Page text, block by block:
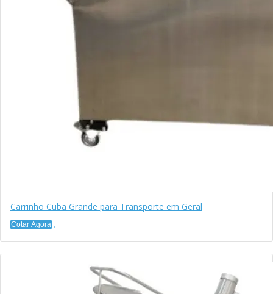
Carrinho Cuba Grande para Transporte em Geral
Cotar Agora